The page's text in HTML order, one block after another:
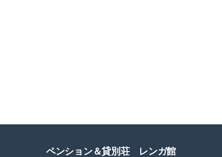
ペンション＆貸別荘 レンガ館